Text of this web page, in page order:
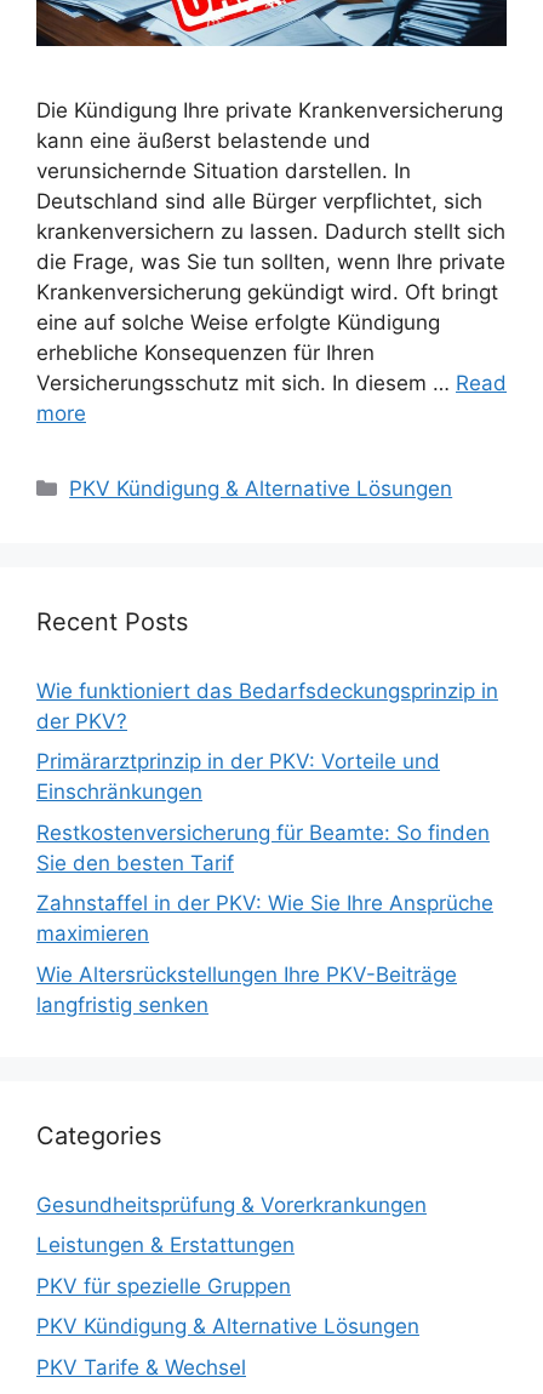
Die Kündigung Ihre private Krankenversicherung
kann eine äußerst belastende und
verunsichernde Situation darstellen. In
Deutschland sind alle Bürger verpflichtet, sich
krankenversichern zu lassen. Dadurch stellt sich
die Frage, was Sie tun sollten, wenn Ihre private
Krankenversicherung gekündigt wird. Oft bringt
eine auf solche Weise erfolgte Kündigung
erhebliche Konsequenzen für Ihren
Versicherungsschutz mit sich. In diesem … Read
more
Categories
PKV Kündigung & Alternative Lösungen
Recent Posts
Wie funktioniert das Bedarfsdeckungsprinzip in
der PKV?
Primärarztprinzip in der PKV: Vorteile und
Einschränkungen
Restkostenversicherung für Beamte: So finden
Sie den besten Tarif
Zahnstaffel in der PKV: Wie Sie Ihre Ansprüche
maximieren
Wie Altersrückstellungen Ihre PKV-Beiträge
langfristig senken
Categories
Gesundheitsprüfung & Vorerkrankungen
Leistungen & Erstattungen
PKV für spezielle Gruppen
PKV Kündigung & Alternative Lösungen
PKV Tarife & Wechsel